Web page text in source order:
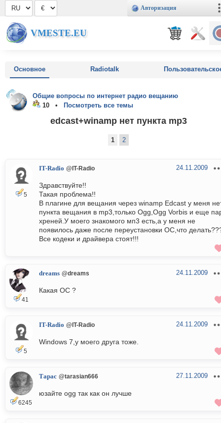
Авторизация
VMESTE.EU
Основное Radiotalk
Общие вопросы по интернет радио вещанию
10 •
Посмотреть все темы
edcast+winamp нет пункта mp3
1 2
5
IT-Radio @IT-Radio 24.11.2009
Здравствуйте!!
Такая проблема!!
В плагине для вещания через winamp Edcast у меня
пункта вещания в mp3,только Ogg,Ogg Vorbis и еще
хреней.У моего знакомого мп3 есть,а у меня не
появилось даже после переустановки ОС,что
Все кодеки и драйвера стоят!!!
41
dreams @dreams 24.11.2009
Какая ОС ?
5
IT-Radio @IT-Radio 24.11.2009
Windows 7,у моего друга тоже.
6245
Тарас @tarasian666 27.11.2009
юзайте ogg так как он лучше